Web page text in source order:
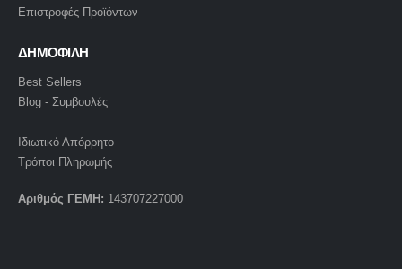
Επιστροφές Προϊόντων
ΔΗΜΟΦΙΛΗ
Best Sellers
Blog - Συμβουλές
Ιδιωτικό Απόρρητο
Τρόποι Πληρωμής
Αριθμός ΓΕΜΗ: 143707227000